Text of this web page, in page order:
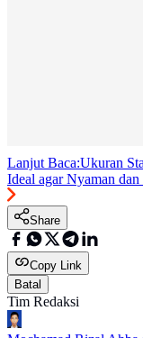
Lanjut Baca:Ukuran
Ideal agar Nyaman
Share
Copy Link
Batal
Tim Redaksi